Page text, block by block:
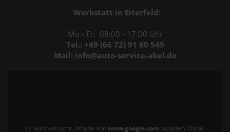
Werkstatt in Eiterfeld:
Mo - Fr: 08:00 - 17:00 Uhr
Tel.: +49 (66 72) 91 80 549
Mail: info@auto-service-abel.de
Es wird versucht, Inhalte von www.google.com zu laden. Dabei